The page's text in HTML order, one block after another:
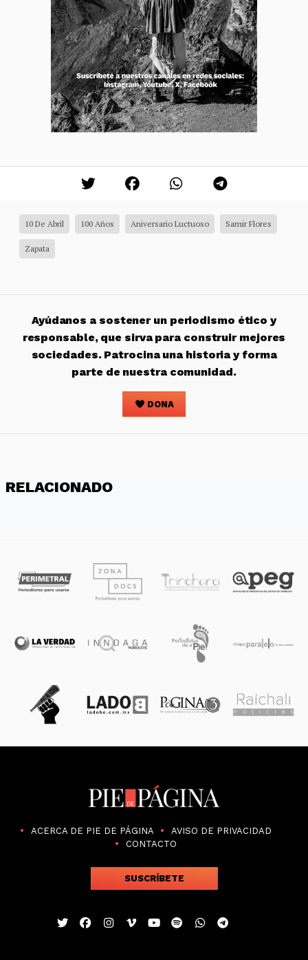
10 De Abril 100 Años Aniversario Luctuoso Samir Flores
Zapata
Ayúdanos a sostener un periodismo ético y
responsable, que sirva para construir mejores
sociedades. Patrocina una historia y forma
parte de nuestra comunidad.
DONA
RELACIONADO
ACERCA DE PIE DE PÁGINA
AVISO DE PRIVACIDAD
CONTACTO
SUSCRÍBETE